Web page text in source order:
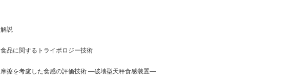
解説
食品に関するトライボロジー技術
摩擦を考慮した食感の評価技術 ―破壊型天秤食感装置―